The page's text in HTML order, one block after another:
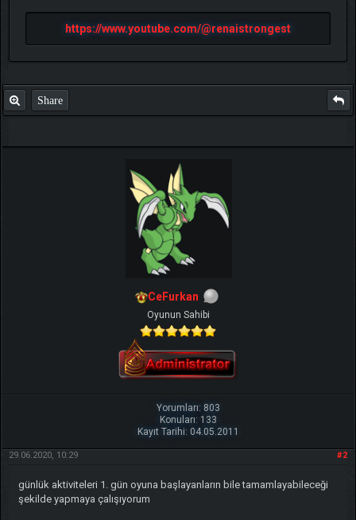
https://www.youtube.com/@renaistrongest
Share
CeFurkan
Oyunun Sahibi
Yorumları: 803
Konuları: 133
Kayıt Tarihi: 04.05.2011
#2
29.06.2020, 10:29
günlük aktiviteleri 1. gün oyuna başlayanların bile tamamlayabileceği
şekilde yapmaya çalışıyorum